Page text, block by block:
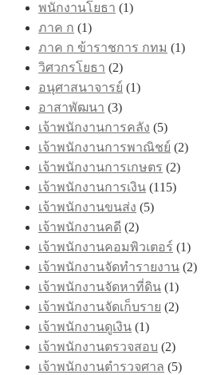
พนักงานโยธา (1)
ภาค ก (1)
ภาค ก ข้าราชการ กทม (1)
วิศวกรโยธา (2)
อนุศาสนาจารย์ (1)
อาสาพัฒนา (3)
เจ้าพนักงานการคลัง (5)
เจ้าพนักงานการพาณิชย์ (2)
เจ้าพนักงานการเกษตร (2)
เจ้าพนักงานการเงิน (115)
เจ้าพนักงานขนส่ง (5)
เจ้าพนักงานคดี (2)
เจ้าพนักงานคอมพิวเตอร์ (1)
เจ้าพนักงานจัดทำรายงาน (2)
เจ้าพนักงานจัดหาที่ดิน (1)
เจ้าพนักงานจัดเก็บราย (2)
เจ้าพนักงานดูเงิน (1)
เจ้าพนักงานตรวจสอบ (2)
เจ้าพนักงานตำรวจศาล (5)